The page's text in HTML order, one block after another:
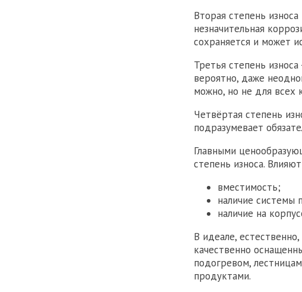
Вторая степень
незначительная
сохраняется и может
Третья степень износа
вероятно, даже
можно, но не для всех
Четвёртая степень
подразумевает
Главными
степень износа.
вместимость;
наличие системы
наличие на
В идеале,
качественно
подогревом,
продуктами.